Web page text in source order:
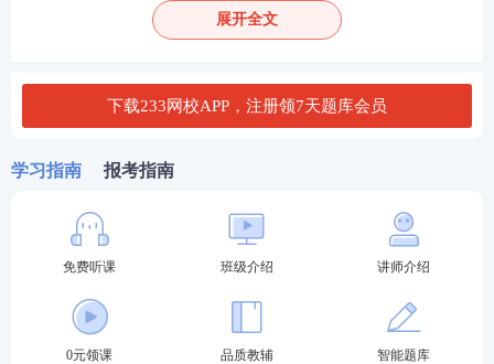
版），港澳考区应试人员可以选择使用仓颉输入法和
速成输入法，应试人员使用其中一种输入法作答。考
应试人员因身体、年龄等原因使用计算机考试确有困
难的，可在确认报名参加主观题考试时申请使用纸笔
示，应试人员在答题纸上作答。
选择使用少数民族语言文字试卷的，实行纸笔答题方
式，试题、答题要求均在计算机显示屏上显示，应试
人员在答题纸上作答。
展开全文
下载233网校APP，注册领7天题库会员
学习指南 报考指南
免费听课 班级介绍 讲师介绍
0元领课 品质教辅 智能题库